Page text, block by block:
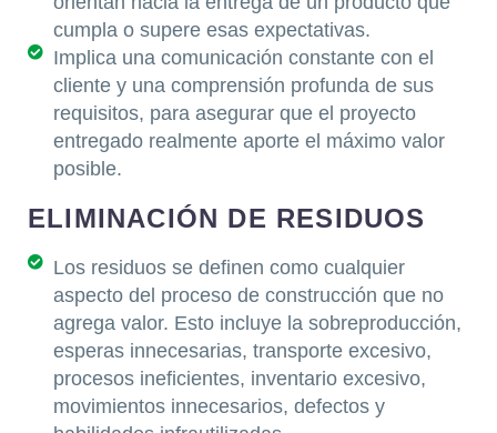
cumpla o supere esas expectativas.
Implica una comunicación constante con el
cliente y una comprensión profunda de sus
requisitos, para asegurar que el proyecto
entregado realmente aporte el máximo valor
posible.
ELIMINACIÓN DE RESIDUOS
Los residuos se definen como cualquier
aspecto del proceso de construcción que no
agrega valor. Esto incluye la sobreproducción,
esperas innecesarias, transporte excesivo,
procesos ineficientes, inventario excesivo,
movimientos innecesarios, defectos y